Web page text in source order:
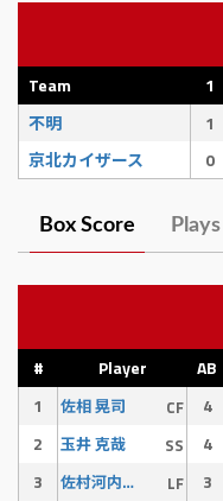
Team 1
不明
1
京北カイザース
0
Box Score Plays
# Player AB
1
佐相 晃司 CF 4
2
玉井 克哉 SS 4
3
佐村河内 守 LF 3